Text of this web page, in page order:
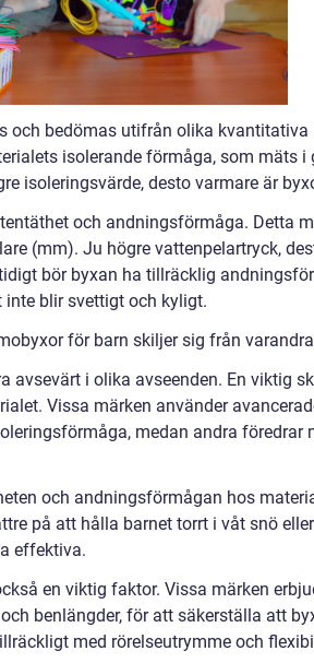
och bedömas utifrån olika kvantitativa
isolerande förmåga, som mäts i
isoleringsvärde, desto varmare är
och andningsförmåga. Detta
(mm). Ju högre vattenpelartryck,
bör byxan ha tillräcklig
blir svettigt och kyligt.
för barn skiljer sig från varandra
avsevärt i olika avseenden. En viktig
Vissa märken använder
medan andra föredrar
och andningsförmågan hos
på att hålla barnet torrt i våt snö
effektiva.
en viktig faktor. Vissa märken
benlängder, för att säkerställa att
med rörelseutrymme och